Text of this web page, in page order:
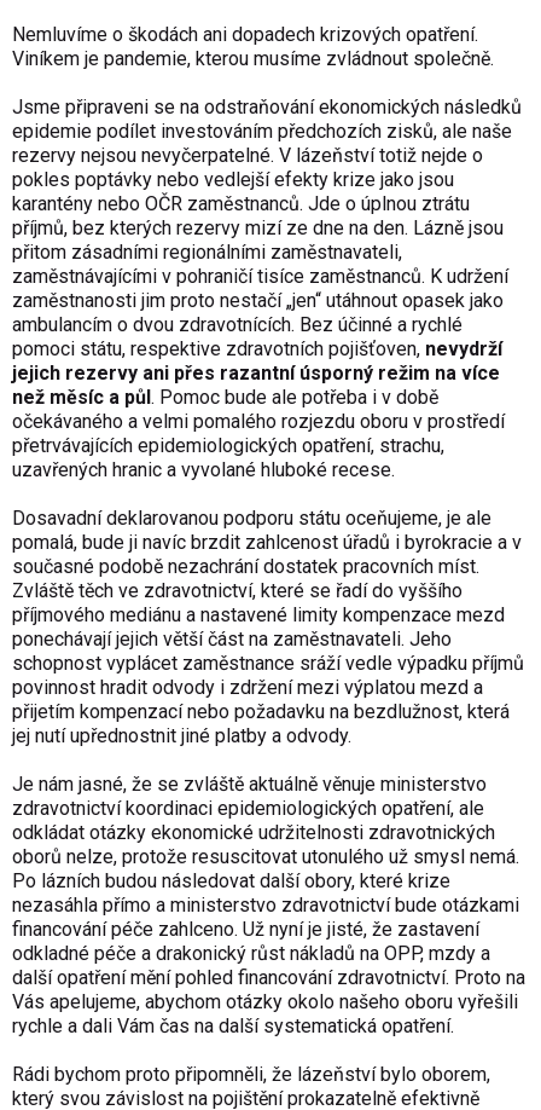
Nemluvíme o škodách ani dopadech krizových opatření.
Viníkem je pandemie, kterou musíme zvládnout společně.
Jsme připraveni se na odstraňování ekonomických následků
epidemie podílet investováním předchozích zisků, ale naše
rezervy nejsou nevyčerpatelné. V lázeňství totiž nejde o
pokles poptávky nebo vedlejší efekty krize jako jsou
karantény nebo OČR zaměstnanců. Jde o úplnou ztrátu
příjmů, bez kterých rezervy mizí ze dne na den. Lázně jsou
přitom zásadními regionálními zaměstnavateli,
zaměstnávajícími v pohraničí tisíce zaměstnanců. K udržení
zaměstnanosti jim proto nestačí „jen“ utáhnout opasek jako
ambulancím o dvou zdravotnících. Bez účinné a rychlé
pomoci státu, respektive zdravotních pojišťoven, nevydrží
jejich rezervy ani přes razantní úsporný režim na více
než měsíc a půl . Pomoc bude ale potřeba i v době
očekávaného a velmi pomalého rozjezdu oboru v prostředí
přetrvávajících epidemiologických opatření, strachu,
uzavřených hranic a vyvolané hluboké recese.
Dosavadní deklarovanou podporu státu oceňujeme, je ale
pomalá, bude ji navíc brzdit zahlcenost úřadů i byrokracie a v
současné podobě nezachrání dostatek pracovních míst.
Zvláště těch ve zdravotnictví, které se řadí do vyššího
příjmového mediánu a nastavené limity kompenzace mezd
ponechávají jejich větší část na zaměstnavateli. Jeho
schopnost vyplácet zaměstnance sráží vedle výpadku příjmů
povinnost hradit odvody i zdržení mezi výplatou mezd a
přijetím kompenzací nebo požadavku na bezdlužnost, která
jej nutí upřednostnit jiné platby a odvody.
Je nám jasné, že se zvláště aktuálně věnuje ministerstvo
zdravotnictví koordinaci epidemiologických opatření, ale
odkládat otázky ekonomické udržitelnosti zdravotnických
oborů nelze, protože resuscitovat utonulého už smysl nemá.
Po lázních budou následovat další obory, které krize
nezasáhla přímo a ministerstvo zdravotnictví bude otázkami
financování péče zahlceno. Už nyní je jisté, že zastavení
odkladné péče a drakonický růst nákladů na OPP, mzdy a
další opatření mění pohled financování zdravotnictví. Proto na
Vás apelujeme, abychom otázky okolo našeho oboru vyřešili
rychle a dali Vám čas na další systematická opatření.
Rádi bychom proto připomněli, že lázeňství bylo oborem,
který svou závislost na pojištění prokazatelně efektivně